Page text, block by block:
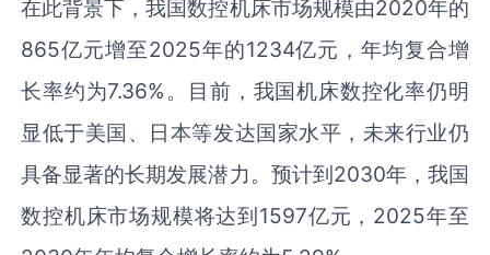
在此背景下，我国数控机床市场规模由2020年的
865亿元增至2025年的1234亿元，年均复合增
长率约为7.36%。目前，我国机床数控化率仍明
显低于美国、日本等发达国家水平，未来行业仍
具备显著的长期发展潜力。预计到2030年，我国
数控机床市场规模将达到1597亿元，2025年至